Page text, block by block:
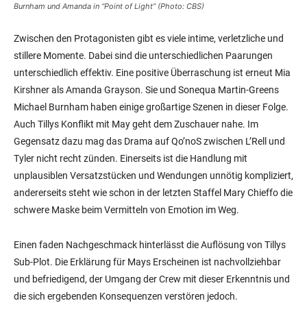
Burnham und Amanda in “Point of Light” (Photo: CBS)
Zwischen den Protagonisten gibt es viele intime, verletzliche und
stillere Momente. Dabei sind die unterschiedlichen Paarungen
unterschiedlich effektiv. Eine positive Überraschung ist erneut Mia
Kirshner als Amanda Grayson. Sie und Sonequa Martin-Greens
Michael Burnham haben einige großartige Szenen in dieser Folge.
Auch Tillys Konflikt mit May geht dem Zuschauer nahe. Im
Gegensatz dazu mag das Drama auf Qo’noS zwischen L’Rell und
Tyler nicht recht zünden. Einerseits ist die Handlung mit
unplausiblen Versatzstücken und Wendungen unnötig kompliziert,
andererseits steht wie schon in der letzten Staffel Mary Chieffo die
schwere Maske beim Vermitteln von Emotion im Weg.
Einen faden Nachgeschmack hinterlässt die Auflösung von Tillys
Sub-Plot. Die Erklärung für Mays Erscheinen ist nachvollziehbar
und befriedigend, der Umgang der Crew mit dieser Erkenntnis und
die sich ergebenden Konsequenzen verstören jedoch.